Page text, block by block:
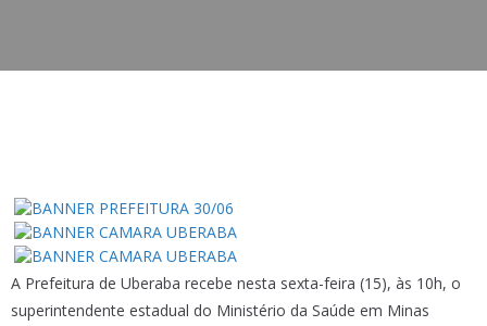
A Prefeitura de Uberaba recebe nesta sexta-feira (15), às 10h, o
superintendente estadual do Ministério da Saúde em Minas